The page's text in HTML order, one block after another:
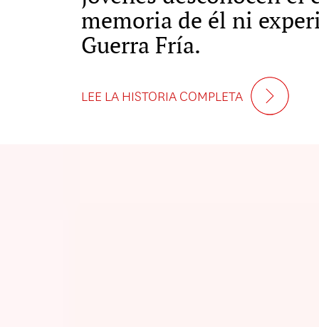
memoria de él ni
Guerra Fría.
LEE LA HISTORIA COMPLETA